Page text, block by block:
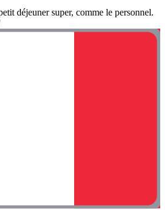
déjeuner super, comme le personnel.